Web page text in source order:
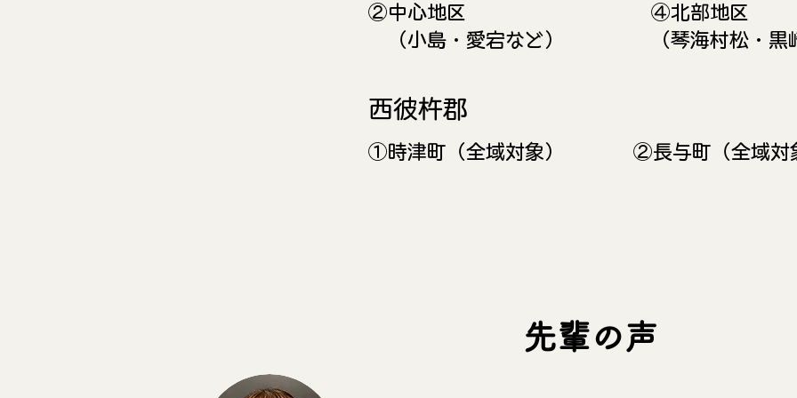
​②中心地区
​（小島・愛宕など）
​④北部地区
（琴海村松・黒
​西彼杵郡
①時津町（全域対象） ②長与町（全域対
​先輩の声